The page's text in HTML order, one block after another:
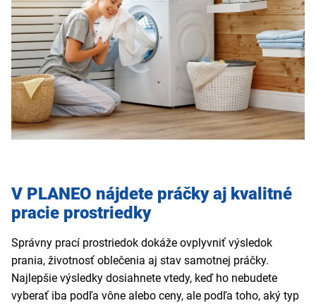
V PLANEO nájdete práčky aj kvalitné
pracie prostriedky
Správny prací prostriedok dokáže ovplyvniť výsledok
prania, životnosť oblečenia aj stav samotnej práčky.
Najlepšie výsledky dosiahnete vtedy, keď ho nebudete
vyberať iba podľa vône alebo ceny, ale podľa toho, aký typ